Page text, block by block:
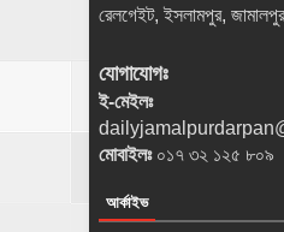
রেলগেইট, ইসলামপুর,
যোগাযোগঃ
ই-মেইলঃ
মোবাইলঃ ০১৭ ৩২ ১২৫ ৮০৯
আর্কাইভ